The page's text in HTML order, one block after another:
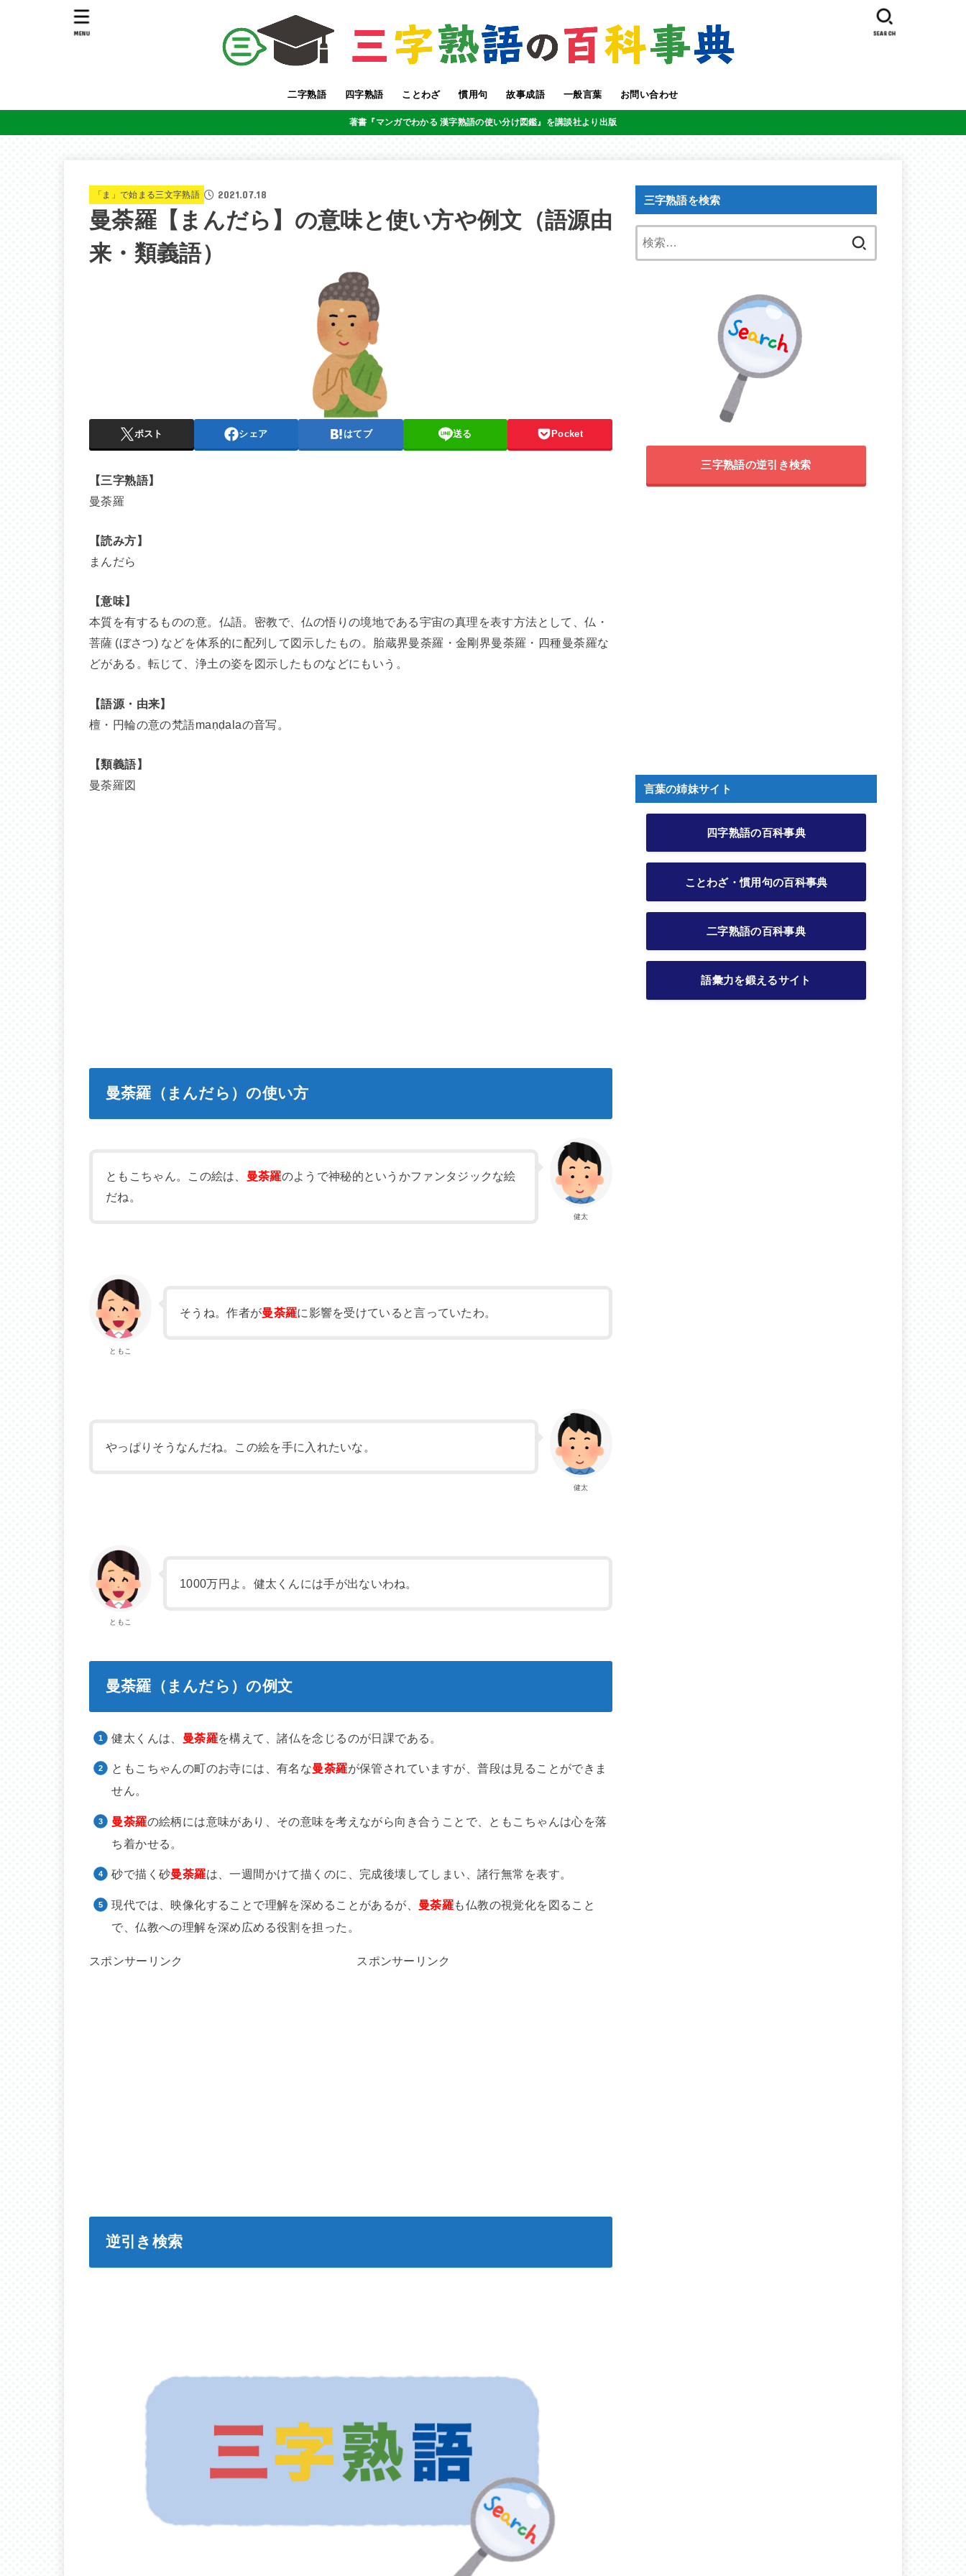
二字熟語 四字熟語 ことわざ 慣用句 故事成語 一般言葉 お問い合わせ
SEARCH
MENU
著書『マンガでわかる 漢字熟語の使い分け図鑑』を講談社より出版
「ま」で始まる三文字熟語 2021.07.18
曼荼羅【まんだら】の意味と使い方や例文（語源由
来・類義語）
ポスト シェア はてブ 送る Pocket
【三字熟語】
曼荼羅
【読み方】
まんだら
【意味】
本質を有するものの意。仏語。密教で、仏の悟りの境地である宇宙の真理を表す方法として、仏・
菩薩 (ぼさつ) などを体系的に配列して図示したもの。胎蔵界曼荼羅・金剛界曼荼羅・四種曼荼羅な
どがある。転じて、浄土の姿を図示したものなどにもいう。
【語源・由来】
檀・円輪の意の梵語maṇḍalaの音写。
【類義語】
曼荼羅図
曼荼羅（まんだら）の使い方
健太
ともこちゃん。この絵は、 曼荼羅のようで神秘的というかファンタジックな絵
だね。
ともこ
そうね。作者が曼荼羅に影響を受けていると言っていたわ。
健太
やっぱりそうなんだね。この絵を手に入れたいな。
ともこ
1000万円よ。健太くんには手が出ないわね。
曼荼羅（まんだら）の例文
健太くんは、 曼荼羅を構えて、諸仏を念じるのが日課である。
ともこちゃんの町のお寺には、有名な曼荼羅が保管されていますが、普段は見ることができま
せん。
曼荼羅の絵柄には意味があり、その意味を考えながら向き合うことで、ともこちゃんは心を落
ち着かせる。
砂で描く砂曼荼羅は、一週間かけて描くのに、完成後壊してしまい、諸行無常を表す。
現代では、映像化することで理解を深めることがあるが、 曼荼羅も仏教の視覚化を図ること
で、仏教への理解を深め広める役割を担った。
スポンサーリンク スポンサーリンク
逆引き検索
三字熟語を検索
三字熟語の逆引き検索
言葉の姉妹サイト
四字熟語の百科事典
ことわざ・慣用句の百科事典
二字熟語の百科事典
語彙力を鍛えるサイト